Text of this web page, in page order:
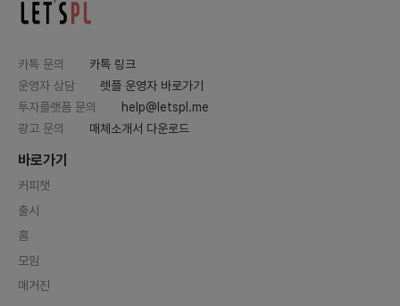
카톡 문의
카톡 링크
운영자 상담
렛플 운영자 바로가기
투자플랫폼 문의
help@letspl.me
광고 문의
매체소개서 다운로드
바로가기
커피챗
출시
홈
모임
매거진